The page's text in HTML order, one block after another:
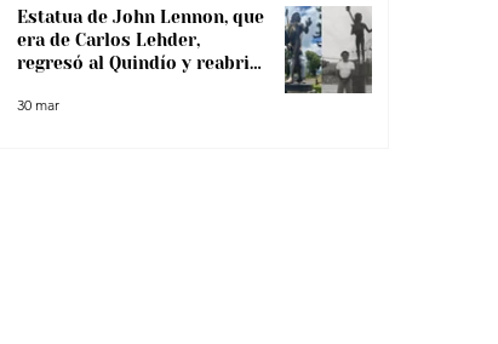
Estatua de John Lennon, que
era de Carlos Lehder,
regresó al Quindío y reabrió
narcotráfico
30 mar